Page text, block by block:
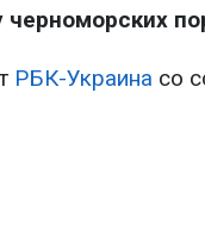
РБК-Украина со